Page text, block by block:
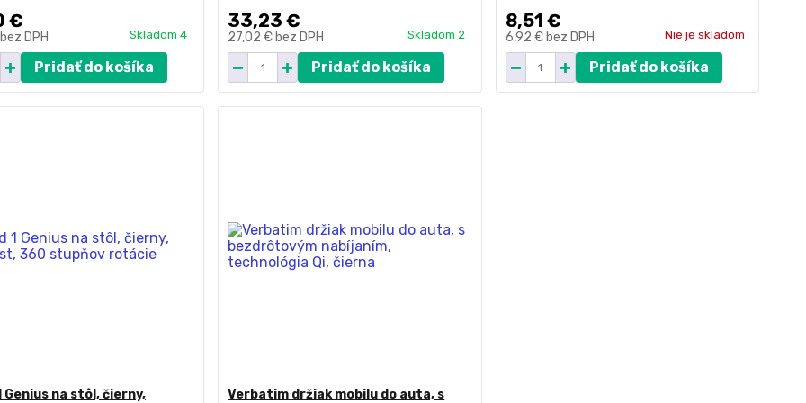
€
bez DPH Skladom 4
Pridať do košíka
33,23 €
27,02 € bez DPH Skladom 2
Pridať do košíka
8,51 €
6,92 € bez DPH Nie je skladom
Pridať do košíka
Genius na stôl, čierny, Verbatim držiak mobilu do auta, s